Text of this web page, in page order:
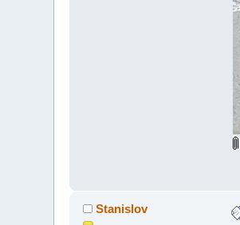
Stanislov